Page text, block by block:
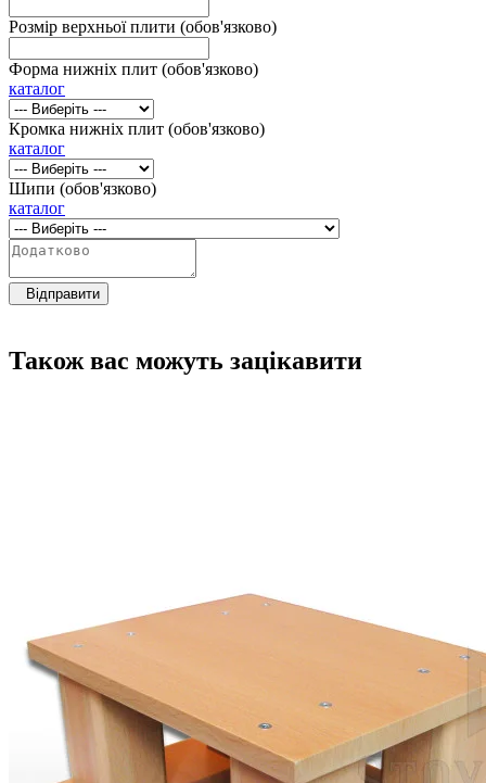
Розмір верхньої плити (обов'язково)
Форма нижніх плит (обов'язково)
каталог
Кромка нижніх плит (обов'язково)
каталог
Шипи (обов'язково)
каталог
Відправити
Також вас можуть зацікавити